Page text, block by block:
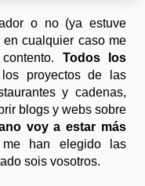
o no (ya estuve
cualquier caso me
Todos los
proyectos de las
y cadenas,
blogs y webs sobre
voy a estar más
han elegido las
sois vosotros.